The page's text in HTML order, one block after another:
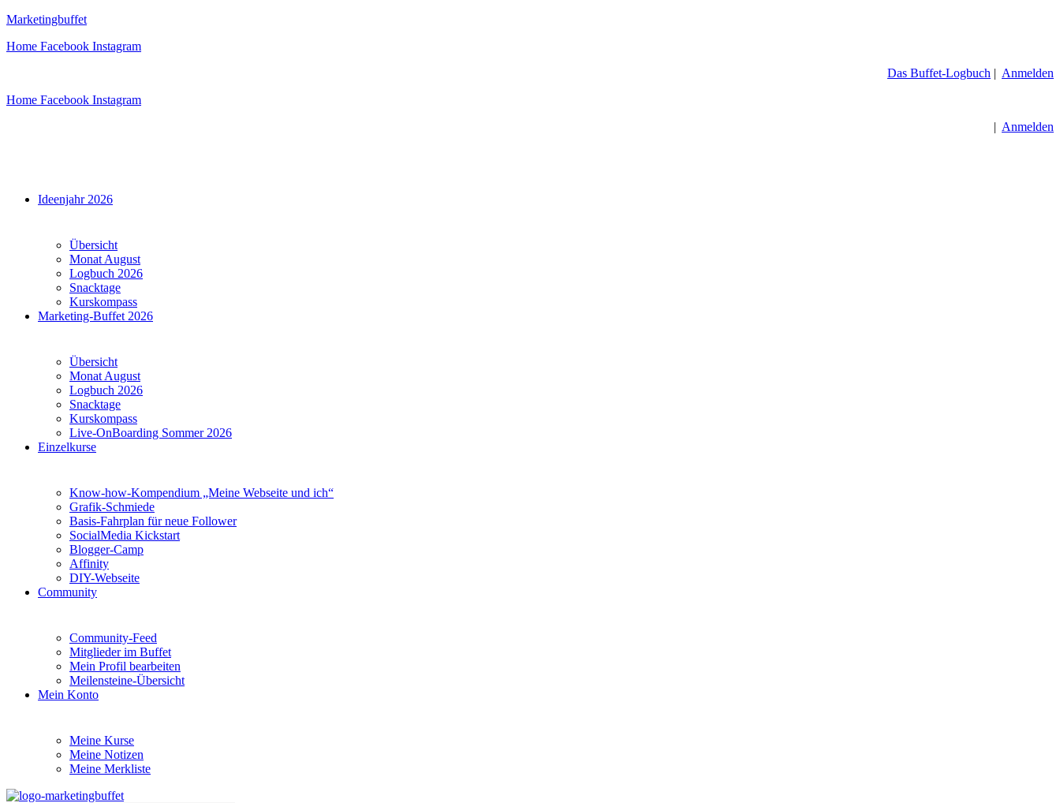
Zum
springen
Marketingbuffet
Home Facebook Instagram
Das Buffet-Logbuch | Anmelden
Home Facebook Instagram
| Anmelden
Menü Ideenjahr 2026
Übersicht
Monat August
Logbuch 2026
Snacktage
Kurskompass
Marketing-Buffet 2026
Übersicht
Monat August
Logbuch 2026
Snacktage
Kurskompass
Live-OnBoarding Sommer 2026
Einzelkurse
Know-how-Kompendium „Meine Webseite und ich“
Grafik-Schmiede
Basis-Fahrplan für neue Follower
SocialMedia Kickstart
Blogger-Camp
Affinity
DIY-Webseite
Community
Community-Feed
Mitglieder im Buffet
Mein Profil bearbeiten
Meilensteine-Übersicht
Mein Konto
Meine Kurse
Meine Notizen
Meine Merkliste